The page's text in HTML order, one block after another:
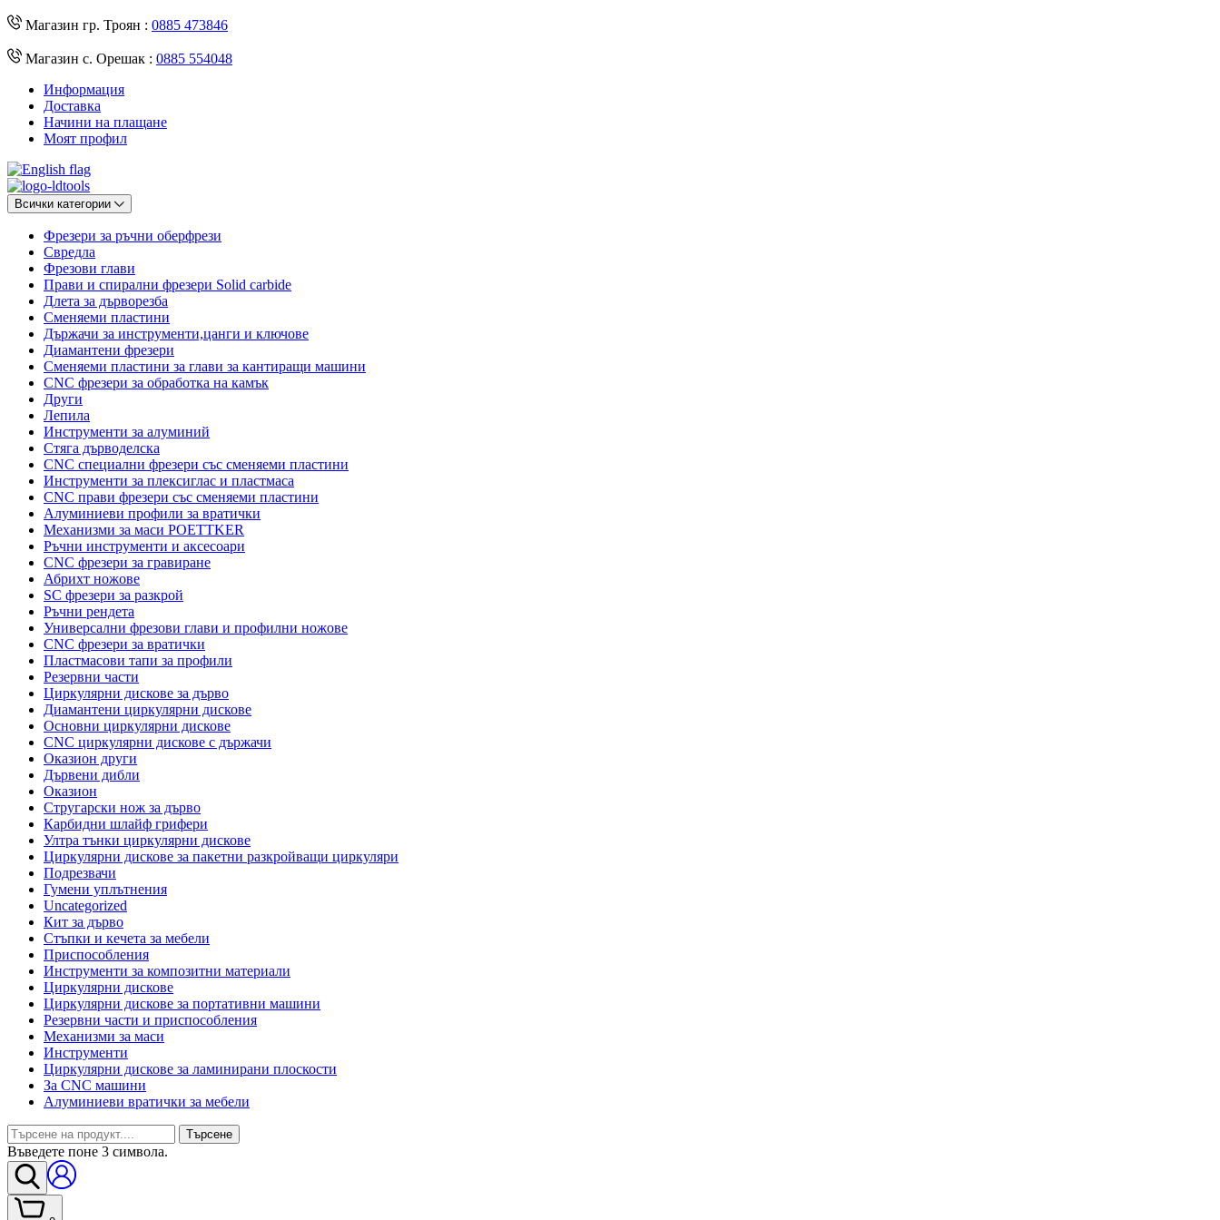
Магазин гр. Троян : 0885 473846
Магазин с. Орешак : 0885 554048
Информация
Доставка
Начини на плащане
Моят профил
Всички категории
Фрезери за ръчни оберфрези
Свредла
Фрезови глави
Прави и спирални фрезери Solid carbide
Длета за дърворезба
Сменяеми пластини
Държачи за инструменти,цанги и ключове
Диамантени фрезери
Сменяеми пластини за глави за кантиращи машини
CNC фрезери за обработка на камък
Други
Лепила
Инструменти за алуминий
Стяга дърводелска
CNC специални фрезери със сменяеми пластини
Инструменти за плексиглас и пластмаса
CNC прави фрезери със сменяеми пластини
Алуминиеви профили за вратички
Механизми за маси POETTKER
Ръчни инструменти и аксесоари
CNC фрезери за гравиране
Абрихт ножове
SC фрезери за разкрой
Ръчни рендета
Универсални фрезови глави и профилни ножове
CNC фрезери за вратички
Пластмасови тапи за профили
Резервни части
Циркулярни дискове за дърво
Диамантени циркулярни дискове
Основни циркулярни дискове
CNC циркулярни дискове с държачи
Оказион други
Дървени дибли
Оказион
Стругарски нож за дърво
Карбидни шлайф грифери
Ултра тънки циркулярни дискове
Циркулярни дискове за пакетни разкройващи циркуляри
Подрезвачи
Гумени уплътнения
Uncategorized
Кит за дърво
Стъпки и кечета за мебели
Приспособления
Инструменти за композитни материали
Циркулярни дискове
Циркулярни дискове за портативни машини
Резервни части и приспособления
Механизми за маси
Инструменти
Циркулярни дискове за ламинирани плоскости
За CNC машини
Алуминиеви вратички за мебели
Търсене
Въведете поне 3 символа.